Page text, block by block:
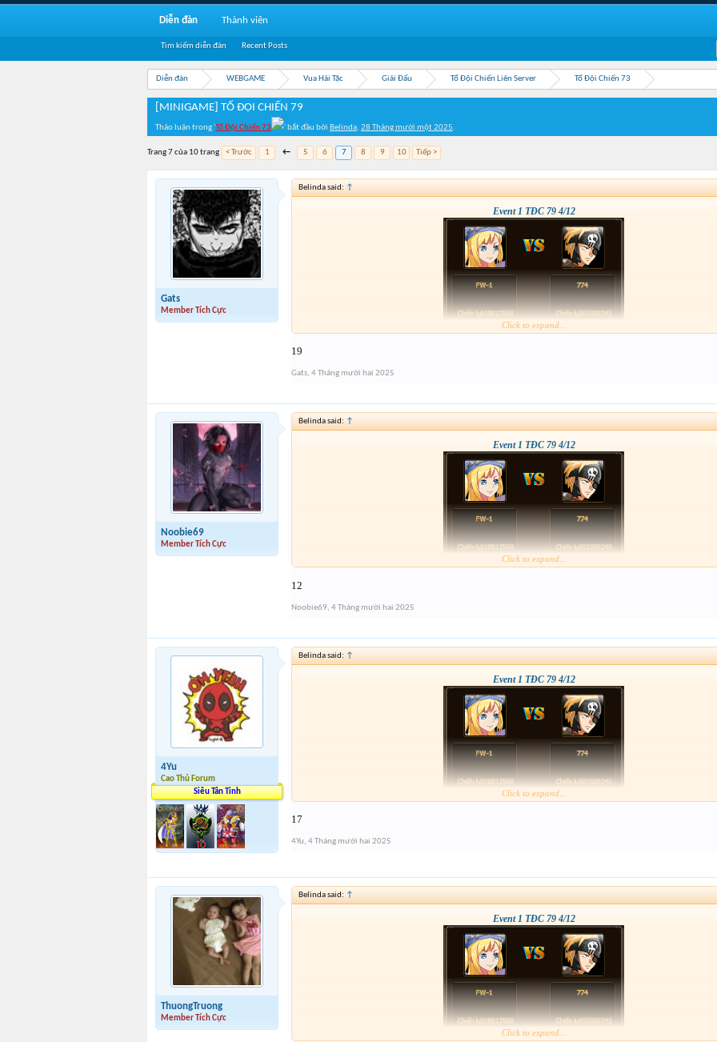
Diễn đàn WEBGAME Vua Hải Tặc Giải Đấu Tổ Đội Chiến Liên Server Tổ Đội Chiến 73
[MINIGAME] TỔ ĐỘI CHIẾN 79
Thảo luận trong 'Tổ Đội Chiến 73 ' bắt đầu bởi Belinda, 28 Tháng mười một 2025.
Trang 7 của 10 trang < Trước 1 ← 5 6 7 8 9 10 Tiếp >
Gats
Member Tích Cực
Belinda said: ↑
Event 1 TĐC 79 4/12
Click to expand...
19
Gats, 4 Tháng mười hai 2025
Noobie69
Member Tích Cực
Belinda said: ↑
Event 1 TĐC 79 4/12
Click to expand...
12
Noobie69, 4 Tháng mười hai 2025
4Yu
Cao Thủ Forum
Siêu Tân Tinh
Belinda said: ↑
Event 1 TĐC 79 4/12
Click to expand...
17
4Yu, 4 Tháng mười hai 2025
ThuongTruong
Member Tích Cực
Belinda said: ↑
Event 1 TĐC 79 4/12
Click to expand...
Diễn đàn
Tìm kiếm diễn đàn Recent Posts
Thành viên